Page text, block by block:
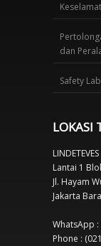
dan
Safety
LOKASI
Lantai 1
Jl. Hayam
Jakarta
WhatsApp :
Phone :